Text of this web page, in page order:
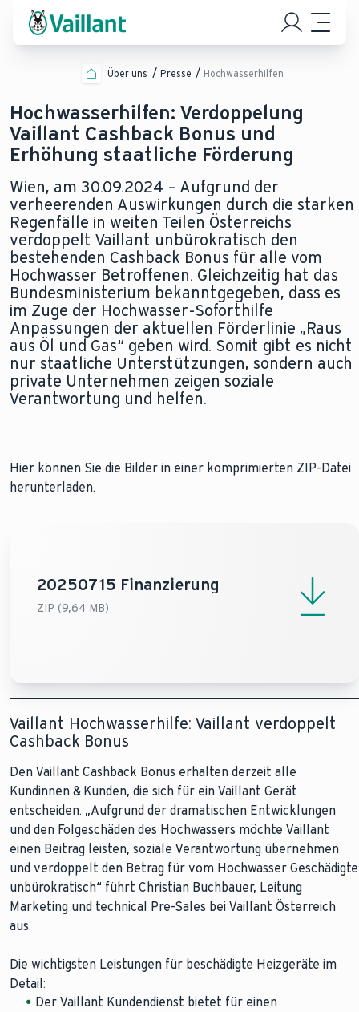
Über uns Presse Hochwasserhilfen
Hochwasserhilfen: Verdoppelung
Vaillant Cashback Bonus und
Erhöhung staatliche Förderung
Wien, am 30.09.2024 – Aufgrund der
verheerenden Auswirkungen durch die starken
Regenfälle in weiten Teilen Österreichs
verdoppelt Vaillant unbürokratisch den
bestehenden Cashback Bonus für alle vom
Hochwasser Betroffenen. Gleichzeitig hat das
Bundesministerium bekanntgegeben, dass es
im Zuge der Hochwasser-Soforthilfe
Anpassungen der aktuellen Förderlinie „Raus
aus Öl und Gas“ geben wird. Somit gibt es nicht
nur staatliche Unterstützungen, sondern auch
private Unternehmen zeigen soziale
Verantwortung und helfen.
Hier können Sie die Bilder in einer komprimierten ZIP-Datei
herunterladen.
20250715 Finanzierung
ZIP (9,64 MB)
Vaillant Hochwasserhilfe: Vaillant verdoppelt
Cashback Bonus
Den Vaillant Cashback Bonus erhalten derzeit alle
Kundinnen & Kunden, die sich für ein Vaillant Gerät
entscheiden. „Aufgrund der dramatischen Entwicklungen
und den Folgeschäden des Hochwassers möchte Vaillant
einen Beitrag leisten, soziale Verantwortung übernehmen
und verdoppelt den Betrag für vom Hochwasser Geschädigte
unbürokratisch“ führt Christian Buchbauer, Leitung
Marketing und technical Pre-Sales bei Vaillant Österreich
aus.
Die wichtigsten Leistungen für beschädigte Heizgeräte im
Detail:
Der Vaillant Kundendienst bietet für einen